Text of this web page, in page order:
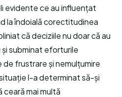
evidente ce au influențat
la îndoială corectitudinea
că deciziile nu doar că au
subminat eforturile
frustrare și nemulțumire
l-a determinat să-și
ceară mai multă